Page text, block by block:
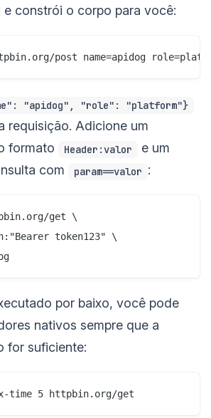
e constrói o corpo para você:
"apidog", "role": "platform"}
requisição. Adicione um
formato
Header:valor
e um
com
param==valor :
get \
token123" \
por baixo, você pode
nativos sempre que a
for suficiente: